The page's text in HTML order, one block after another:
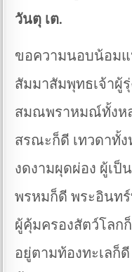
วันตุ เต.
ขอความนอบน้อมแ
สัมมาสัมพุทธเจ้าผู้
สมณพราหมณ์ทั้งหล
สรณะก็ดี เทวดาทั้ง
งดงามผุดผ่อง ผู้เป็
พรหมก็ดี พระอินท
ผู้คุ้มครองสัตว์โลก
อยู่ตามท้องทะเลก็